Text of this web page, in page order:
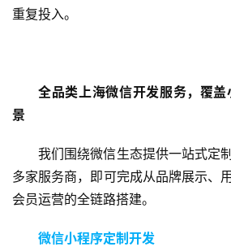
重复投入。
全品类上海微信开发服务，覆
景
我们围绕微信生态提供一站式定
多家服务商，即可完成从品牌展示、
会员运营的全链路搭建。
微信小程序定制开发